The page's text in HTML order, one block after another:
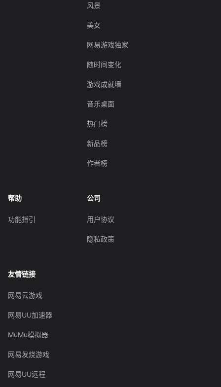
风景
美女
网易游戏独家
随时间变化
游戏成就墙
音乐桌面
热门榜
新品榜
作者榜
帮助
功能指引
公司
用户协议
隐私政策
友情链接
网易云游戏
网易UU加速器
MuMu模拟器
网易发烧游戏
网易UU远程